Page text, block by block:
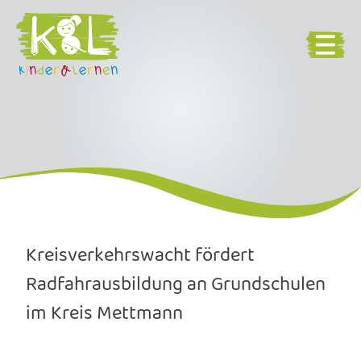
Kreisverkehrswacht fördert
Radfahrausbildung an Grundschulen
im Kreis Mettmann